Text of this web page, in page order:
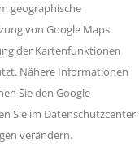
geographische
von Google Maps
der Kartenfunktionen
Nähere Informationen
Sie den Google-
Sie im Datenschutzcenter
verändern.